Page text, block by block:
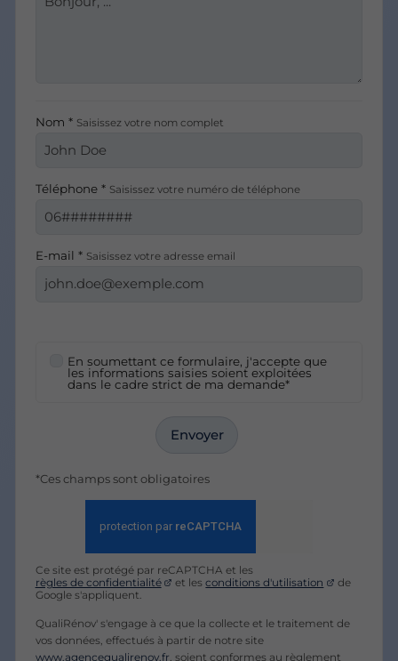
Nom * Saisissez votre nom complet
Téléphone * Saisissez votre numéro de téléphone
E-mail * Saisissez votre adresse email
En soumettant ce formulaire, j'accepte que
les informations saisies soient exploitées
dans le cadre strict de ma demande*
Envoyer
*Ces champs sont obligatoires
Ce site est protégé par reCAPTCHA et les
règles de confidentialité
et lesconditions d'utilisation
de
Google s'appliquent.
QualiRénov' s'engage à ce que la collecte et le traitement de
vos données, effectués à partir de notre site
www.agencequalirenov.fr , soient conformes au règlement